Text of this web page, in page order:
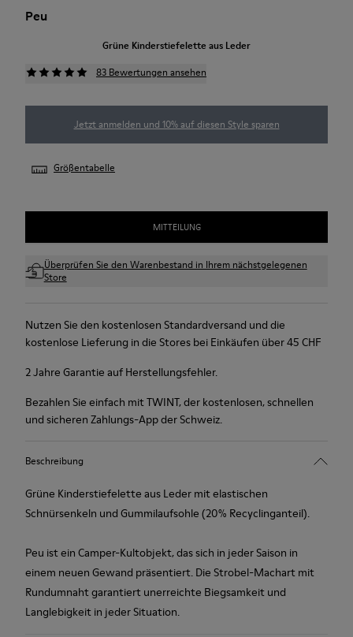
Peu
Grüne Kinderstiefelette aus Leder
83 Bewertungen ansehen
Jetzt anmelden und 10% auf diesen Style sparen
Größentabelle
MITTEILUNG
Überprüfen Sie den Warenbestand in Ihrem nächstgelegenen
Store
Nutzen Sie den kostenlosen Standardversand und die
kostenlose Lieferung in die Stores bei Einkäufen über 45 CHF
2 Jahre Garantie auf Herstellungsfehler.
Bezahlen Sie einfach mit TWINT, der kostenlosen, schnellen
und sicheren Zahlungs-App der Schweiz.
Beschreibung
Grüne Kinderstiefelette aus Leder mit elastischen
Schnürsenkeln und Gummilaufsohle (20% Recyclinganteil).
Peu ist ein Camper-Kultobjekt, das sich in jeder Saison in
einem neuen Gewand präsentiert. Die Strobel-Machart mit
Rundumnaht garantiert unerreichte Biegsamkeit und
Langlebigkeit in jeder Situation.